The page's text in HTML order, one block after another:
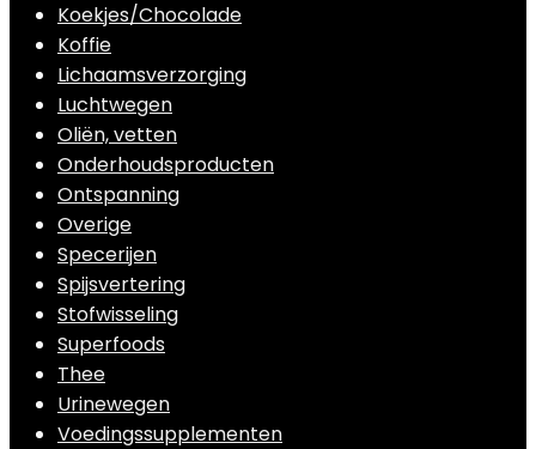
Koekjes/Chocolade
Koffie
Lichaamsverzorging
Luchtwegen
Oliën, vetten
Onderhoudsproducten
Ontspanning
Overige
Specerijen
Spijsvertering
Stofwisseling
Superfoods
Thee
Urinewegen
Voedingssupplementen